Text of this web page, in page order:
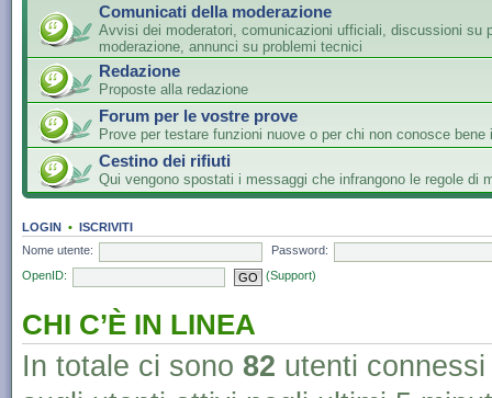
Comunicati della moderazione
Avvisi dei moderatori, comunicazioni ufficiali, discussioni su
moderazione, annunci su problemi tecnici
Redazione
Proposte alla redazione
Forum per le vostre prove
Prove per testare funzioni nuove o per chi non conosce bene
Cestino dei rifiuti
Qui vengono spostati i messaggi che infrangono le regole di
LOGIN • ISCRIVITI
Nome utente:
Password:
OpenID:
(Support)
CHI C’È IN LINEA
In totale ci sono 82 utenti